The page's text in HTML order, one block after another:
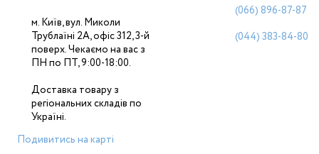
м. Київ, вул. Миколи
Трублаїні 2А, офіс 312, 3-й
поверх. Чекаємо на вас з
ПН по ПТ, 9:00-18:00.
Доставка товару з
регіональних складів по
Україні.
Подивитись на карті
(066) 896-87-87
(044) 383-84-80